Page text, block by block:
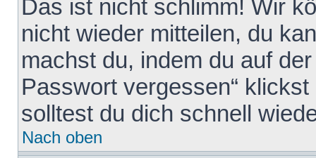
Das ist nicht schlimm! Wir
nicht wieder mitteilen, du
machst du, indem du auf
Passwort vergessen“
solltest du dich schnell
Nach oben